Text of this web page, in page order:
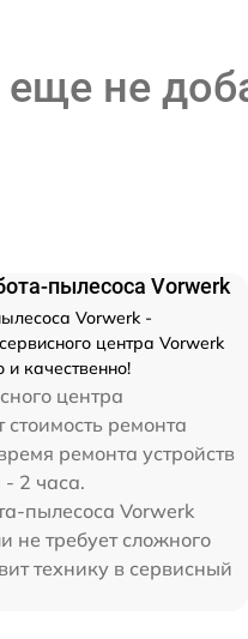
не
пылесоса Vorwerk
Vorwerk -
центра Vorwerk
качественно!
центра
стоимость ремонта
ремонта устройств
2 часа.
пылесоса Vorwerk
не требует сложного
технику в сервисный